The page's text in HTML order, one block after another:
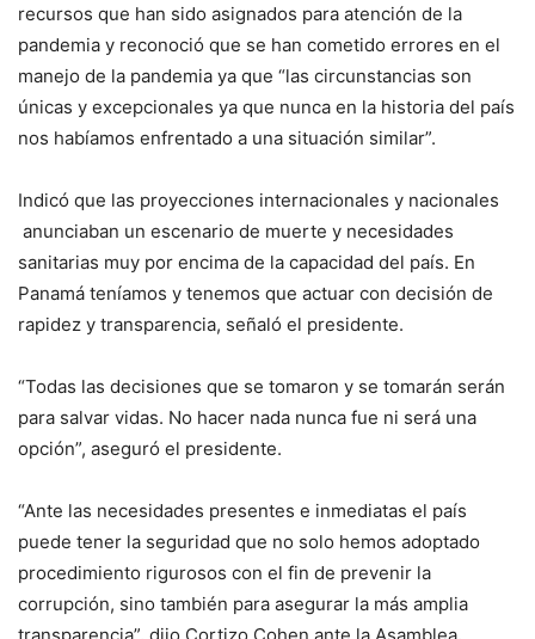
recursos que han sido asignados para atención de la
pandemia y reconoció que se han cometido errores en el
manejo de la pandemia ya que “las circunstancias son
únicas y excepcionales ya que nunca en la historia del país
nos habíamos enfrentado a una situación similar”.
Indicó que las proyecciones internacionales y nacionales
anunciaban un escenario de muerte y necesidades
sanitarias muy por encima de la capacidad del país. En
Panamá teníamos y tenemos que actuar con decisión de
rapidez y transparencia, señaló el presidente.
“Todas las decisiones que se tomaron y se tomarán serán
para salvar vidas. No hacer nada nunca fue ni será una
opción”, aseguró el presidente.
“Ante las necesidades presentes e inmediatas el país
puede tener la seguridad que no solo hemos adoptado
procedimiento rigurosos con el fin de prevenir la
corrupción, sino también para asegurar la más amplia